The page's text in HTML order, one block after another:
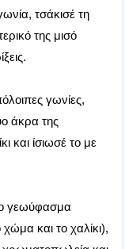
τσάκισέ τη
της μισό
γωνίες,
άκρα της
και ίσιωσέ το με
γεωύφασμα
και το χαλίκι),